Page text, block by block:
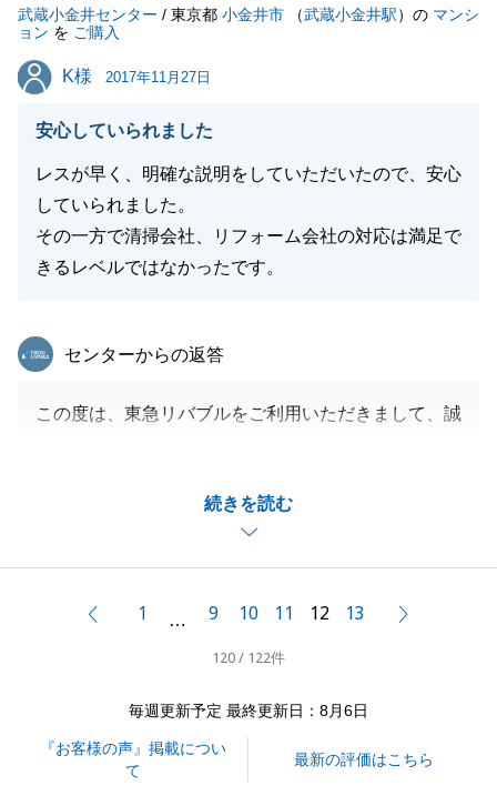
げます。
又、Ｉ様が、ご不明点や疑問点等があった際にお仕事
帰りに何度も弊社に足を運んで頂いた事で齟齬なく打
又、お住まいに際し、疑問点や不安な点等ございまし
たら、遠慮なくご相談下さい。
この度は、誠におめでとうございました。
武蔵小金井センター / 東京都 小金井市 （武蔵小金井駅）の マンシ
ョン を ご購入
K様
K様 2017年11月27日
安心していられました
レスが早く、明確な説明をしていただいたので、安心
していられました。
その一方で清掃会社、リフォーム会社の対応は満足で
きるレベルではなかったです。
続きを読む
東急リバブル
センターからの返答
この度は、東急リバブルをご利用いただきまして、誠
弊社から手配をさせて頂いた会社なので、しっかりと
連携をとり、今後はこのようなことがないよう努めて
ご購入の契約をするにあたり、こちらからの依頼によ
る手続きが多く、ご不便をおかけしたことが多々あっ
大なご協力もあり、スムーズにお引き渡しまで進める
ことができました。
誠に有難うございました。
前へ1 … 9 10 11 12 13
120 / 122件
毎週更新予定 最終更新日：8月6日
『お客様の声』掲載につい
て
最新の評価はこちら